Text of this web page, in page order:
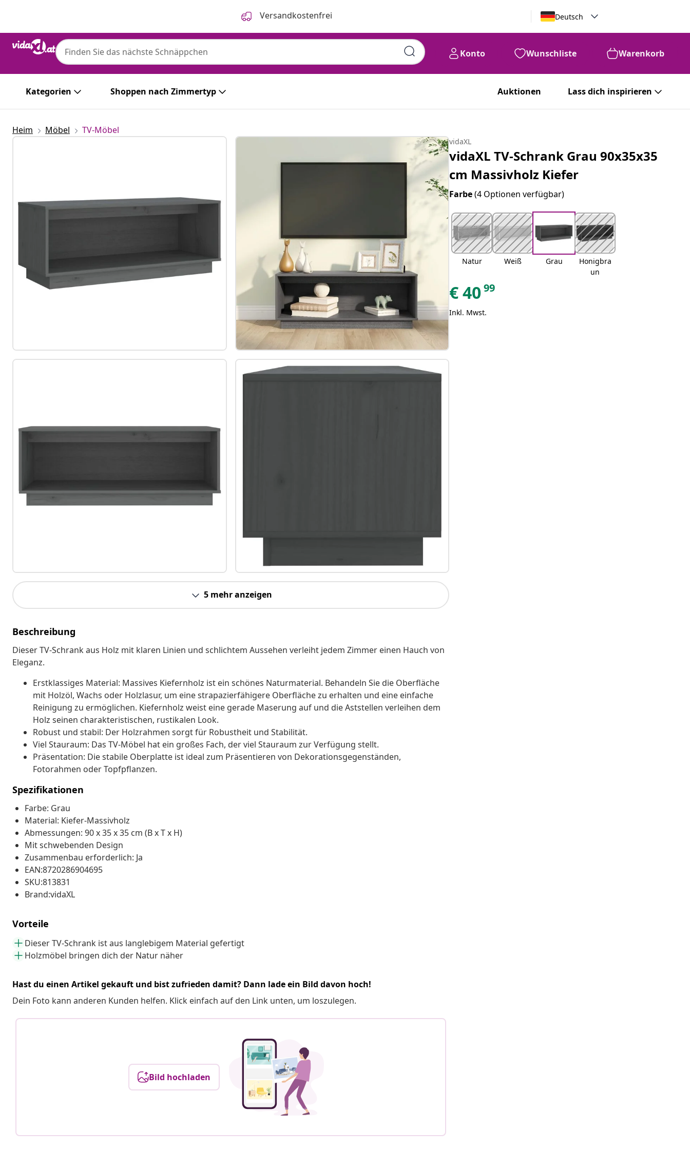
Versandkostenfrei Deutsch
Konto Wunschliste Warenkorb
Kategorien Shoppen nach Zimmertyp Auktionen Lass dich inspirieren
Heim Möbel TV-Möbel
5 mehr anzeigen
Beschreibung
Dieser TV-Schrank aus Holz mit klaren Linien und schlichtem Aussehen verleiht jedem Zimmer einen Hauch von
Eleganz.
Erstklassiges Material: Massives Kiefernholz ist ein schönes Naturmaterial. Behandeln Sie die Oberfläche
mit Holzöl, Wachs oder Holzlasur, um eine strapazierfähigere Oberfläche zu erhalten und eine einfache
Reinigung zu ermöglichen. Kiefernholz weist eine gerade Maserung auf und die Aststellen verleihen dem
Holz seinen charakteristischen, rustikalen Look.
Robust und stabil: Der Holzrahmen sorgt für Robustheit und Stabilität.
Viel Stauraum: Das TV-Möbel hat ein großes Fach, der viel Stauraum zur Verfügung stellt.
Präsentation: Die stabile Oberplatte ist ideal zum Präsentieren von Dekorationsgegenständen,
Fotorahmen oder Topfpflanzen.
Spezifikationen
Farbe: Grau
Material: Kiefer-Massivholz
Abmessungen: 90 x 35 x 35 cm (B x T x H)
Mit schwebenden Design
Zusammenbau erforderlich: Ja
EAN:8720286904695
SKU:813831
Brand:vidaXL
Vorteile
Dieser TV-Schrank ist aus langlebigem Material gefertigt
Holzmöbel bringen dich der Natur näher
Hast du einen Artikel gekauft und bist zufrieden damit? Dann lade ein Bild davon hoch!
Dein Foto kann anderen Kunden helfen. Klick einfach auf den Link unten, um loszulegen.
Bild hochladen
vidaXL
vidaXL TV-Schrank Grau 90x35x35
cm Massivholz Kiefer
Farbe(4 Optionen verfügbar)
Natur Weiß Grau
Honigbra
un
€4099
Inkl. Mwst.